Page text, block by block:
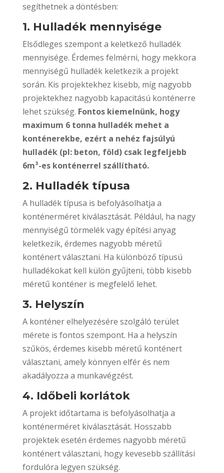
segíthetnek a döntésben:
1. Hulladék mennyisége
Elsődleges szempont a keletkező hulladék
mennyisége. Érdemes felmérni, hogy mekkora
mennyiségű hulladék keletkezik a projekt
során. Kis projektekhez kisebb, míg nagyobb
projektekhez nagyobb kapacitású konténerre
lehet szükség. Fontos kiemelnünk, hogy
maximum 6 tonna hulladék mehet a
konténerekbe, ezért a nehéz fajsúlyú
hulladék (pl: beton, föld) csak legfeljebb
6m³-es konténerrel szállítható.
2. Hulladék típusa
A hulladék típusa is befolyásolhatja a
konténerméret kiválasztását. Például, ha nagy
mennyiségű törmelék vagy építési anyag
keletkezik, érdemes nagyobb méretű
konténert választani. Ha különböző típusú
hulladékokat kell külön gyűjteni, több kisebb
méretű konténer is megfelelő lehet.
3. Helyszín
A konténer elhelyezésére szolgáló terület
mérete is fontos szempont. Ha a helyszín
szűkös, érdemes kisebb méretű konténert
választani, amely könnyen elfér és nem
akadályozza a munkavégzést.
4. Időbeli korlátok
A projekt időtartama is befolyásolhatja a
konténerméret kiválasztását. Hosszabb
projektek esetén érdemes nagyobb méretű
konténert választani, hogy kevesebb szállítási
fordulóra legyen szükség.